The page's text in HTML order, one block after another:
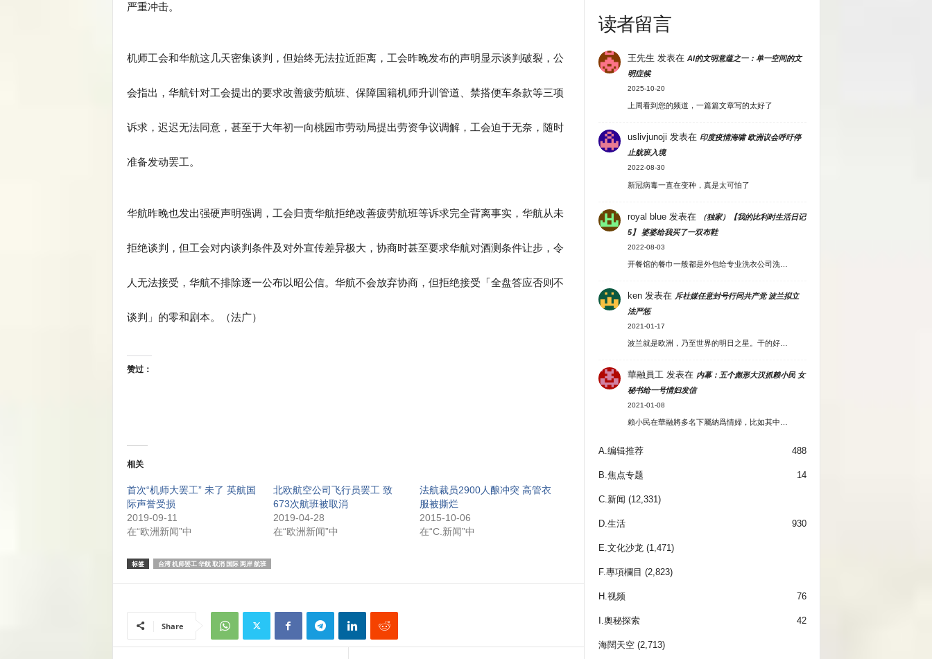
严重冲击。
机师工会和华航这几天密集谈判，但始终无法拉近距离，工会昨晚发布的声明显示谈判破裂，公
会指出，华航针对工会提出的要求改善疲劳航班、保障国籍机师升训管道、禁搭便车条款等三项
诉求，迟迟无法同意，甚至于大年初一向桃园市劳动局提出劳资争议调解，工会迫于无奈，随时
准备发动罢工。
华航昨晚也发出强硬声明强调，工会归责华航拒绝改善疲劳航班等诉求完全背离事实，华航从未
拒绝谈判，但工会对内谈判条件及对外宣传差异极大，协商时甚至要求华航对酒测条件让步，令
人无法接受，华航不排除逐一公布以昭公信。华航不会放弃协商，但拒绝接受「全盘答应否则不
谈判」的零和剧本。（法广）
赞过：
相关
首次“机师大罢工” 未了 英航国
际声誉受损
2019-09-11
在“欧洲新闻”中
北欧航空公司飞行员罢工 致
673次航班被取消
2019-04-28
在“欧洲新闻”中
法航裁员2900人酿冲突 高管衣
服被撕烂
2015-10-06
在“C.新闻”中
标签 台湾 机师罢工 华航 取消 国际 两岸 航班
Share
读者留言
王先生 发表在 AI的文明意蕴之一：单一空间的文
明症候
2025-10-20
上周看到您的频道，一篇篇文章写的太好了
uslivjunoji 发表在 印度疫情海啸 欧洲议会呼吁停
止航班入境
2022-08-30
新冠病毒一直在变种，真是太可怕了
royal blue发表在
（独家）【我的比利时生活日记
5】 婆婆给我买了一双布鞋
2022-08-03
开餐馆的餐巾一般都是外包给专业洗衣公司洗…
ken发表在 斥社媒任意封号行同共产党 波兰拟立
法严惩
2021-01-17
波兰就是欧洲，乃至世界的明日之星。干的好…
華融員工 发表在 内幕：五个彪形大汉抓赖小民 女
秘书给一号情妇发信
2021-01-08
賴小民在華融將多名下屬納爲情婦，比如其中…
A.编辑推荐 488
B.焦点专题 14
C.新闻 (12,331)
D.生活 930
E.文化沙龙 (1,471)
F.專項欄目 (2,823)
H.视频 76
I.奧秘探索 42
海闊天空(2,713)